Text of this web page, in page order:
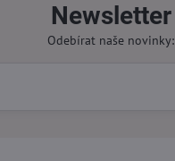
Newsletter
Odebírat naše novinky: